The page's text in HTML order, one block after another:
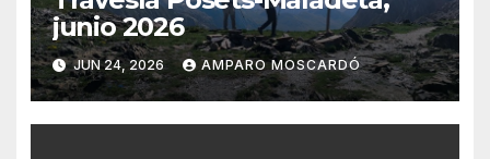
junio 2026
JUN 24, 2026 AMPARO MOSCARDÓ